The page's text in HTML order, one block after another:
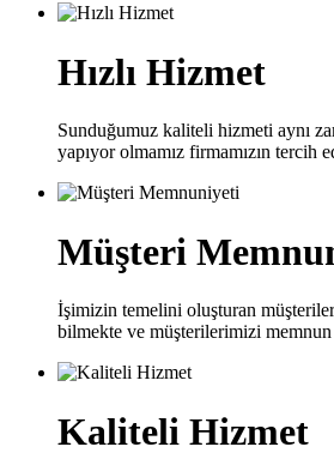
Hızlı Hizmet
Sunduğumuz kaliteli hizmeti aynı
yapıyor olmamız firmamızın tercih
Müşteri
İşimizin temelini oluşturan
bilmekte ve müşterilerimizi memnun
Kaliteli Hizmet